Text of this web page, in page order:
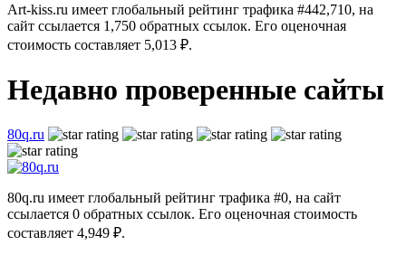
Art-kiss.ru имеет глобальный рейтинг трафика #442,710, на
сайт ссылается 1,750 обратных ссылок. Его оценочная
стоимость составляет 5,013 ₽.
Недавно проверенные сайты
80q.ru
80q.ru имеет глобальный рейтинг трафика #0, на сайт
ссылается 0 обратных ссылок. Его оценочная стоимость
составляет 4,949 ₽.